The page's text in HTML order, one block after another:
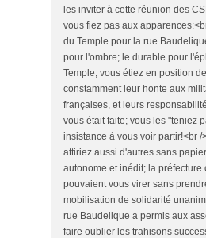
les inviter à cette réunion des
vous fiez pas aux
du Temple pour la rue
pour l'ombre; le durable pour
Temple, vous étiez en position
constamment leur honte aux
françaises, et leurs
vous était faite; vous les "teniez
insistance à vous voir partir!<br /
attiriez aussi d'autres sans
autonome et inédit; la préfecture
pouvaient vous virer sans
mobilisation de solidarité
rue Baudelique a permis aux
faire oublier les trahisons